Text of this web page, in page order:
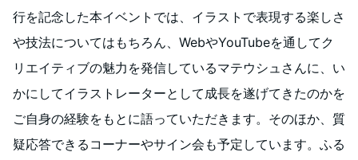
行を記念した本イベントでは、イラストで表現する楽しさ
や技法についてはもちろん、WebやYouTubeを通してク
リエイティブの魅力を発信しているマテウシュさんに、い
かにしてイラストレーターとして成長を遂げてきたのかを
ご自身の経験をもとに語っていただきます。そのほか、質
疑応答できるコーナーやサイン会も予定しています。ふる